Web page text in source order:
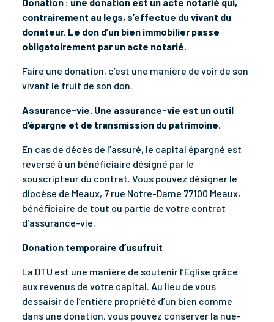
contrairement au legs, s’effectue du vivant du
donateur. Le don d’un bien immobilier passe
obligatoirement par un acte notarié.
Faire une donation, c’est une manière de voir de son
vivant le fruit de son don.
Assurance-vie. Une assurance-vie est un outil
d’épargne et de transmission du patrimoine.
En cas de décès de l’assuré, le capital épargné est
reversé à un bénéficiaire désigné par le
souscripteur du contrat. Vous pouvez désigner le
diocèse de Meaux, 7 rue Notre-Dame 77100 Meaux,
bénéficiaire de tout ou partie de votre contrat
d’assurance-vie.
Donation temporaire d’usufruit
La DTU est une manière de soutenir l’Eglise grâce
aux revenus de votre capital. Au lieu de vous
dessaisir de l’entière propriété d’un bien comme
dans une donation, vous pouvez conserver la nue-